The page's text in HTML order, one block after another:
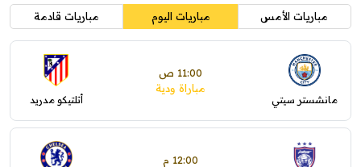
مباريات الأمس مباريات اليوم مباريات قادمة
مانشستر سيتي
11:00 ص
مباراة ودية
أتلتيكو مدريد
12:00 م